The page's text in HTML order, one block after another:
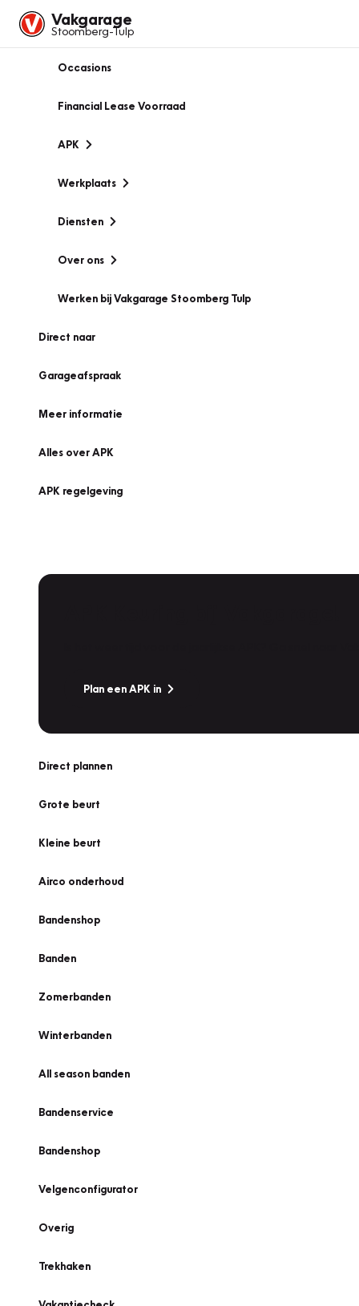
Vakgarage
Stoomberg-Tulp
Occasions
Financial Lease Voorraad
APK
Werkplaats
Diensten
Over ons
Werken bij Vakgarage Stoomberg Tulp
Direct naar
Garageafspraak
Meer informatie
Alles over APK
APK regelgeving
Plan een APK in
Direct plannen
Grote beurt
Kleine beurt
Airco onderhoud
Bandenshop
Banden
Zomerbanden
Winterbanden
All season banden
Bandenservice
Bandenshop
Velgenconfigurator
Overig
Trekhaken